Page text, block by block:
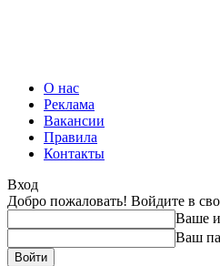
О нас
Реклама
Вакансии
Правила
Контакты
Вход
Добро пожаловать! Войдите в
Ваше
Ваш